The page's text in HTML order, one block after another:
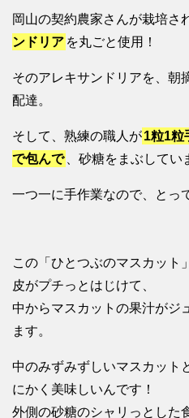
岡山の契約農家さんが栽培さ
ンドリア を丸ごと使用！
そのアレキサンドリアを、朝
配達。
そして、熟練の職人が1粒1粒
で包んで
、砂糖をまぶしてい
一つ一に手作業なので、とっ
この「ひとつぶのマスカット
皮がプチっとはじけて、
中からマスカットの果汁がジ
ます。
中のみずみずしいマスカット
にかく美味しいんです！
外側の砂糖のシャリっとした